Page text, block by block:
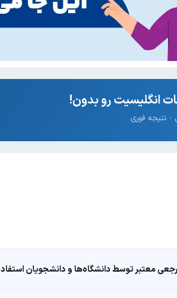
انگلیسیت رو بدون!
معتبر توسط دانشگاه‌ها و دانشجویان